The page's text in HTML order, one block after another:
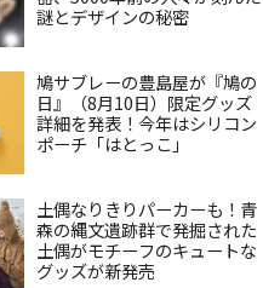
謎とデザインの秘密
鳩サブレーの豊島屋が『鳩の
日』（8月10日）限定グッズ
詳細を発表！今年はシリコン
ポーチ「はとっこ」
土偶なりきりパーカーも！青
森の縄文遺跡群で発掘された
土偶がモチーフのキュートな
グッズが新発売